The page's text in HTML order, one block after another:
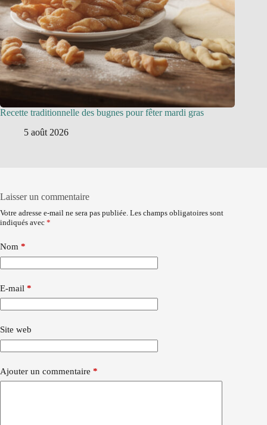
Recette traditionnelle des bugnes pour fêter mardi gras
5 août 2026
Laisser un commentaire
Votre adresse e-mail ne sera pas publiée. Les champs obligatoires sont
indiqués avec *
Nom *
E-mail *
Site web
Ajouter un commentaire *